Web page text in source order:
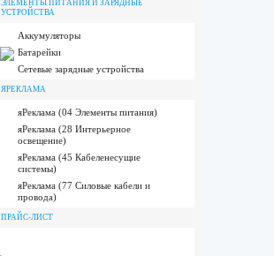
ЭЛЕМЕНТЫ ПИТАНИЯ И ЗАРЯДНЫЕ
УСТРОЙСТВА
Аккумуляторы
Батарейки
Сетевые зарядные устройства
ЯРЕКЛАМА
яРеклама (04 Элементы питания)
яРеклама (28 Интерьерное
освещение)
яРеклама (45 Кабеленесущие
системы)
яРеклама (77 Силовые кабели и
провода)
ПРАЙС-ЛИСТ